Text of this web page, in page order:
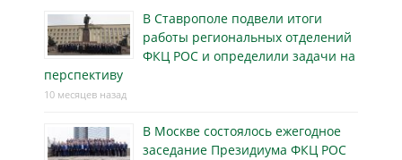
В Ставрополе подвели итоги
работы региональных отделений
ФКЦ РОС и определили задачи на
перспективу
10 месяцев назад
В Москве состоялось ежегодное
заседание Президиума ФКЦ РОС